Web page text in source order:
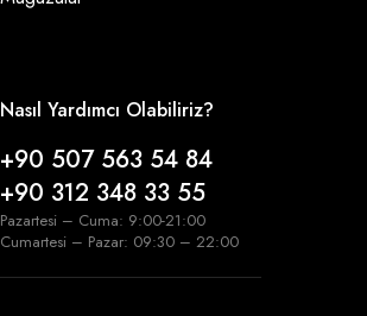
Nasıl Yardımcı Olabiliriz?
+90 507 563 54 84
+90 312 348 33 55
Pazartesi – Cuma: 9:00-21:00
Cumartesi – Pazar: 09:30 – 22:00